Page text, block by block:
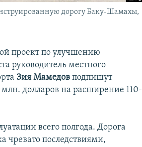
дорогу Баку-Шамахы,
проект по улучшению
руководитель местного
Зия Мамедов подпишут
долларов на расширение 110-
всего полгода. Дорога
чревато последствиями,